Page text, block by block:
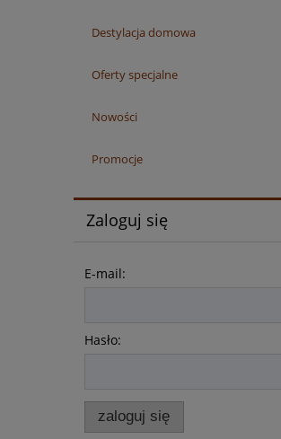
Destylacja domowa
Oferty specjalne
Nowości
Promocje
Zaloguj się
E-mail:
Hasło:
zaloguj się